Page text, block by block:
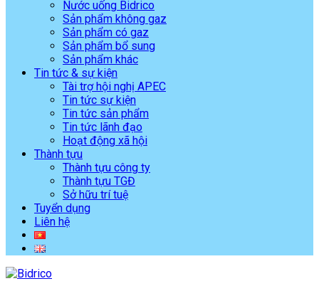
Nước uống Bidrico
Sản phẩm không gaz
Sản phẩm có gaz
Sản phẩm bổ sung
Sản phẩm khác
Tin tức & sự kiện
Tài trợ hội nghị APEC
Tin tức sự kiện
Tin tức sản phẩm
Tin tức lãnh đạo
Hoạt động xã hội
Thành tựu
Thành tựu công ty
Thành tựu TGĐ
Sở hữu trí tuệ
Tuyển dụng
Liên hệ